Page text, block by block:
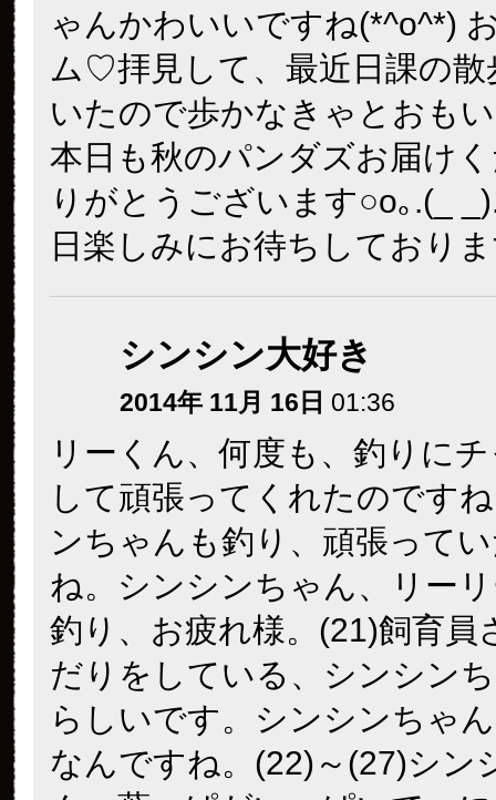
ゃんかわいいですね(*^o^*)
ム♡拝見して、最近日課の散
いたので歩かなきゃとおも
本日も秋のパンダズお届け
りがとうございます○o｡.(_
日楽しみにお待ちしており
シンシン大好き
2014年 11月 16日 01:36
リーくん、何度も、釣りに
して頑張ってくれたのです
ンちゃんも釣り、頑張って
ね。シンシンちゃん、リー
釣り、お疲れ様。(21)飼育員
だりをしている、シンシン
らしいです。シンシンちゃ
なんですね。(22)～(27)シン